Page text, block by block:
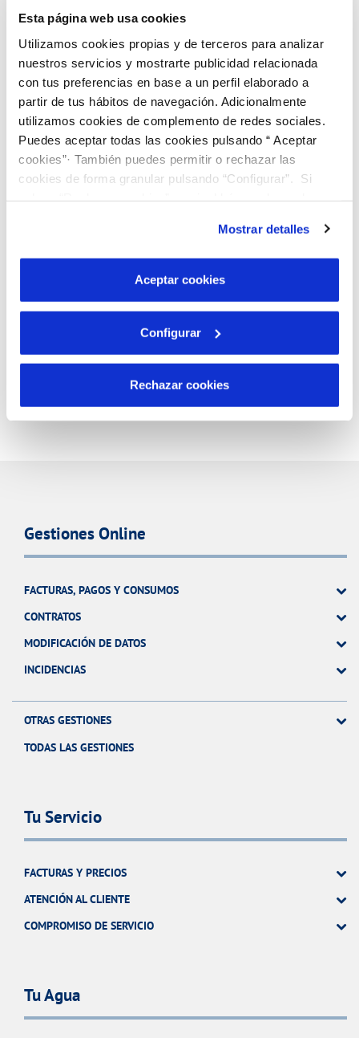
Esta página web usa cookies
Utilizamos cookies propias y de terceros para analizar
nuestros servicios y mostrarte publicidad relacionada
con tus preferencias en base a un perfil elaborado a
partir de tus hábitos de navegación. Adicionalmente
utilizamos cookies de complemento de redes sociales.
Puedes aceptar todas las cookies pulsando “ Aceptar
cookies”· También puedes permitir o rechazar las
cookies de forma granular pulsando “Configurar”. Si
son indispensables para que el sitio web funcione y que
por tanto no se pueden desactivar. Puedes consultar
más información en nuestraPolítica de Cookies
Mostrar detalles
Aceptar cookies
Configurar
Rechazar cookies
de Alicante se atiende a los abonados de la Partida de
Esta fuente de suministro tiene su procedencia a través
de unos pozos entubados que se suministran de aguas
subterráneas.
Puedes consultar el origen del agua en tu
municipio en laweb del SINAC (Sistema de
Información Nacional de Aguas de Consumo).
Gestiones Online
FACTURAS, PAGOS Y CONSUMOS
CONTRATOS
MODIFICACIÓN DE DATOS
INCIDENCIAS
OTRAS GESTIONES
TODAS LAS GESTIONES
Tu Servicio
FACTURAS Y PRECIOS
ATENCIÓN AL CLIENTE
COMPROMISO DE SERVICIO
Tu Agua